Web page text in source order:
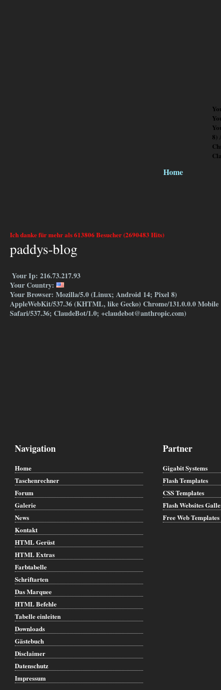
8)
Home
Ich danke für mehr als 613806 Besucher (2690483 Hits)
paddys-blog
Your Ip: 216.73.217.93
Your Country:
Your Browser: Mozilla/5.0 (Linux; Android 14; Pixel 8)
AppleWebKit/537.36 (KHTML, like Gecko) Chrome/131.0.0.0 Mobile
Safari/537.36; ClaudeBot/1.0; +claudebot@anthropic.com)
Navigation
Home
Taschenrechner
Forum
Galerie
News
Kontakt
HTML Gerüst
HTML Extras
Farbtabelle
Schriftarten
Das Marquee
HTML Befehle
Tabelle einleiten
Downloads
Gästebuch
Disclaimer
Datenschutz
Impressum
Partner
Gigabit Systems
Flash Templates
CSS Templates
Flash Websites
Free Web Templates